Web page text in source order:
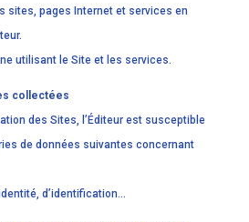
sites, pages Internet et services en
utilisant le Site et les services.
collectées
des Sites, l’Éditeur est susceptible
de données suivantes concernant
d’identification…